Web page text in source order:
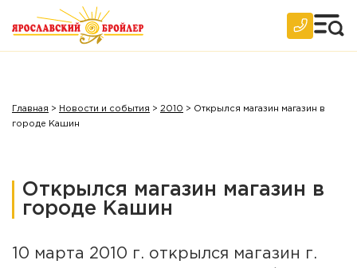
2010 год
2009 год
Главная > Новости и события > 2010 > Открылся магазин магазин в
городе Кашин
Открылся магазин магазин в
городе Кашин
10 марта 2010 г. открылся магазин г.